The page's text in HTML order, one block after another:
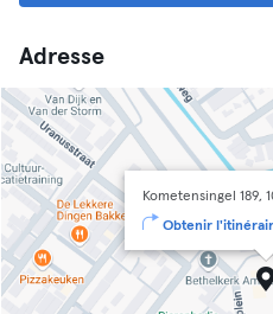
Adresse
Kometensingel 189,
Obtenir